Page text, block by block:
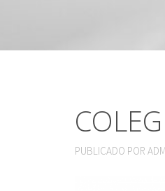
PUBLICADO POR